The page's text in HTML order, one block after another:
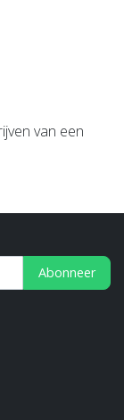
van een
Abonneer